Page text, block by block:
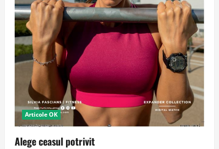
Articole OK
Alege ceasul potrivit